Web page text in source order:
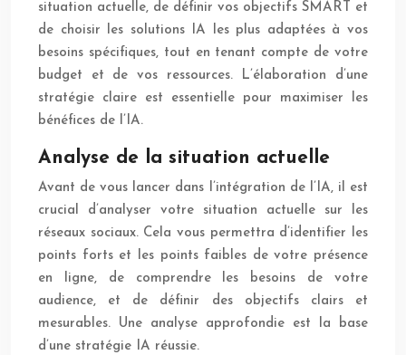
situation actuelle, de définir vos objectifs SMART et
de choisir les solutions IA les plus adaptées à vos
besoins spécifiques, tout en tenant compte de votre
budget et de vos ressources. L’élaboration d’une
stratégie claire est essentielle pour maximiser les
bénéfices de l’IA.
Analyse de la situation actuelle
Avant de vous lancer dans l’intégration de l’IA, il est
crucial d’analyser votre situation actuelle sur les
réseaux sociaux. Cela vous permettra d’identifier les
points forts et les points faibles de votre présence
en ligne, de comprendre les besoins de votre
audience, et de définir des objectifs clairs et
mesurables. Une analyse approfondie est la base
d’une stratégie IA réussie.